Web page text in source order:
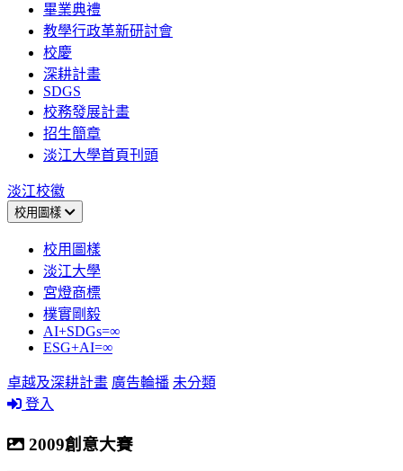
畢業典禮
教學行政革新研討會
校慶
深耕計畫
SDGS
校務發展計畫
招生簡章
淡江大學首頁刊頭
淡江校徽
校用圖樣
校用圖樣
淡江大學
宮燈商標
樸實剛毅
AI+SDGs=∞
ESG+AI=∞
卓越及深耕計畫 廣告輪播 未分類
登入
2009創意大賽